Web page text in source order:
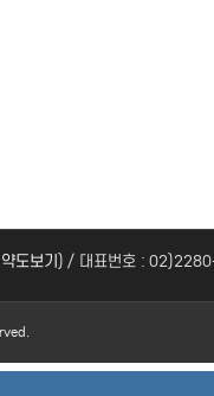
도보기 ) / 대표번호 :